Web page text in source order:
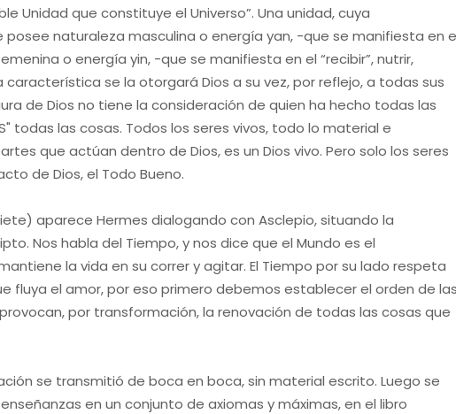
Unidad que constituye el Universo”. Una unidad, cuya
naturaleza masculina o energía yan, -que se manifiesta en
o energía yin, -que se manifiesta en el “recibir”, nutrir,
se la otorgará Dios a su vez, por reflejo, a todas sus
de Dios no tiene la consideración de quien ha hecho todas las
todas las cosas. Todos los seres vivos, todo lo material e
que actúan dentro de Dios, es un Dios vivo. Pero solo los seres
de Dios, el Todo Bueno.
aparece Hermes dialogando con Asclepio, situando la
Nos habla del Tiempo, y nos dice que el Mundo es el
la vida en su correr y agitar. El Tiempo por su lado respeta
fluya el amor, por eso primero debemos establecer el orden de
por transformación, la renovación de todas las cosas que
se transmitió de boca en boca, sin material escrito. Luego se
en un conjunto de axiomas y máximas, en el libro